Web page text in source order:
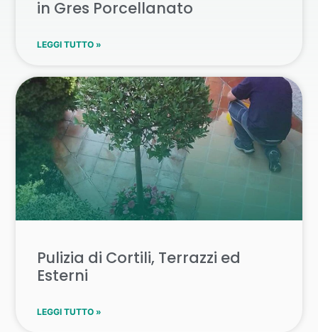
in Gres Porcellanato
LEGGI TUTTO »
Pulizia di Cortili, Terrazzi ed
Esterni
LEGGI TUTTO »